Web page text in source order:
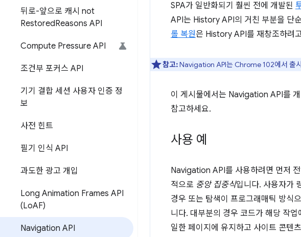
뒤로-앞으로 캐시 not
RestoredReasons API
Compute Pressure API
조건부 포커스 API
기기 결합 세션 사용자 인증 정
보
사전 힌트
필기 인식 API
과도한 광고 개입
Long Animation Frames API
(LoAF)
Navigation API
SPA가 일반화되기 훨씬 전에 개발된
API는 History API의 거친 부분을 단
롤 복원은 History API를 재창조하려
참고:Navigation API는 Chrome 102에서 출
이 게시물에서는 Navigation API를
참고하세요.
사용 예
Navigation API를 사용하려면 먼저
적으로 중앙 집중식입니다. 사용자가
경우 또는 탐색이 프로그래매틱 방식
니다. 대부분의 경우 코드가 해당 작
일한 페이지에 유지하고 사이트 콘텐